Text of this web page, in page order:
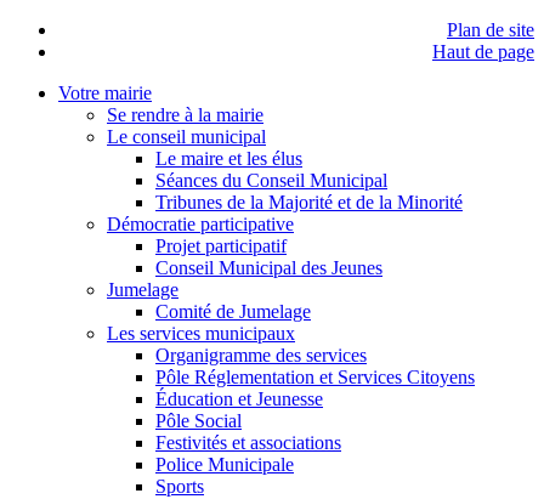
Plan de site
Haut de page
Votre mairie
Se rendre à la mairie
Le conseil municipal
Le maire et les élus
Séances du Conseil Municipal
Tribunes de la Majorité et de la Minorité
Démocratie participative
Projet participatif
Conseil Municipal des Jeunes
Jumelage
Comité de Jumelage
Les services municipaux
Organigramme des services
Pôle Réglementation et Services Citoyens
Éducation et Jeunesse
Pôle Social
Festivités et associations
Police Municipale
Sports